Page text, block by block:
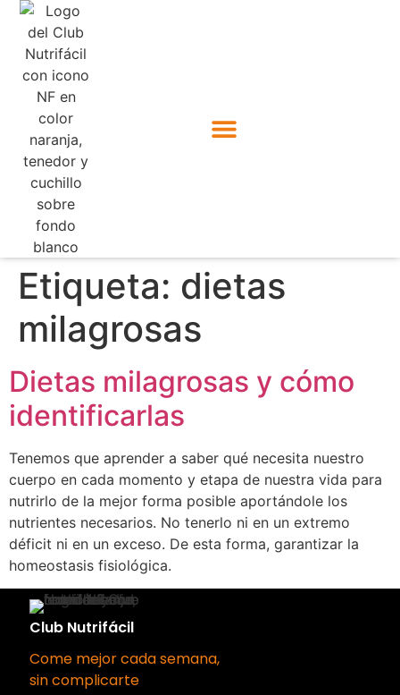
Etiqueta: dietas
milagrosas
Dietas milagrosas y cómo
identificarlas
Tenemos que aprender a saber qué necesita nuestro
cuerpo en cada momento y etapa de nuestra vida para
nutrirlo de la mejor forma posible aportándole los
nutrientes necesarios. No tenerlo ni en un extremo
déficit ni en un exceso. De esta forma, garantizar la
homeostasis fisiológica.
Club Nutrifácil
Come mejor cada semana,
sin complicarte